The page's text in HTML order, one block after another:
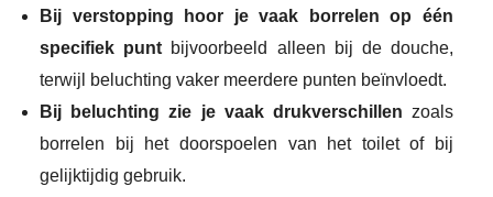
Bij verstopping hoor je vaak borrelen op één
specifiek punt bijvoorbeeld alleen bij de douche,
terwijl beluchting vaker meerdere punten beïnvloedt.
Bij beluchting zie je vaak drukverschillen zoals
borrelen bij het doorspoelen van het toilet of bij
gelijktijdig gebruik.